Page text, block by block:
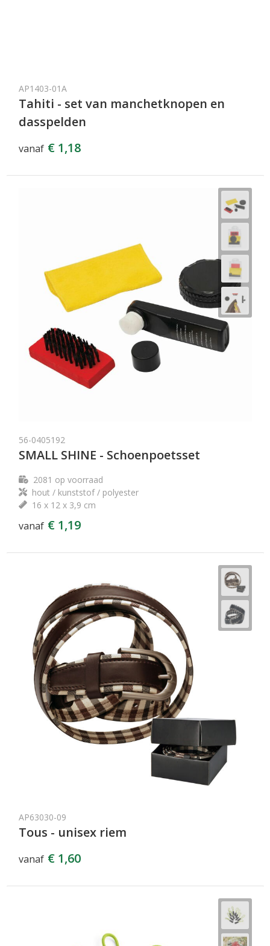
AP1403-01A
Tahiti - set van manchetknopen en
dasspelden
vanaf € 1,18
56-0405192
SMALL SHINE - Schoenpoetsset
2081 op voorraad
hout / kunststof / polyester
16 x 12 x 3,9 cm
vanaf € 1,19
AP63030-09
Tous - unisex riem
vanaf € 1,60